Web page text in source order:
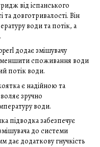
від іспанського
та довготривалості. Він
води та потік, а
додає змішувачу
споживання води
потік води.
є надійною та
зручно
води.
підводка забезпечує
до системи
дає додаткову гнучкість